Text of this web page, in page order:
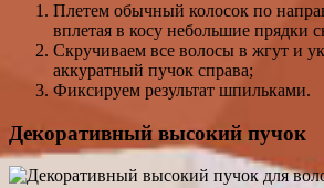
Плетем обычный колосок по
вплетая в косу небольшие прядки
Скручиваем все волосы в жгут и
аккуратный пучок справа;
Фиксируем результат шпильками.
Декоративный высокий пучок